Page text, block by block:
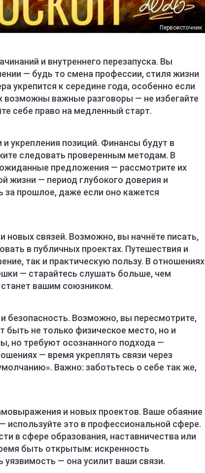
Первоисточник
и внутреннего перезапуска. Вы
— будь то смена профессии, стиля жизни
укрепится к середине года, особенно если
возможны важные разговоры — не избегайте
себе право на медленный старт.
укрепления позиций. Финансы будут в
следовать проверенным методам. В
предложения — рассмотрите их
жизни — период глубокого доверия и
за прошлое, даже если оно кажется
новых связей. Возможно, вы начнёте писать,
в публичных проектах. Путешествия и
так и практическую пользу. В отношениях
— старайтесь слушать больше, чем
вашим союзником.
безопасность. Возможно, вы пересмотрите,
быть не только физическое место, но и
но требуют осознанного подхода —
— время укреплять связи через
Важно: заботьтесь о себе так же,
и новых проектов. Ваше обаяние
используйте это в профессиональной сфере.
в сфере образования, наставничества или
быть открытым: искренность
уязвимость — она усилит ваши связи.